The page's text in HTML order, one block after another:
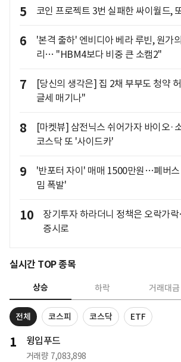
5 코인 프로젝트 3번 실패한 싸이월드,
6
'본격 출하' 엔비디아 베라 루빈, 원가
리… "HBM4보다 비중 큰 소캠2"
7
[당신의 생각은] 집 2채 부부도 청약
글세 매기나"
8
[마켓뷰] 삼전닉스 쉬어가자 바이오·
코스닥 또 '사이드카'
9
'반포터 자이' 매매 1500만원…폐버
밈 폭발'
10
장기투자 하라더니 정책은 오락가
증시로
실시간 TOP 종목
상승 하락 거래대금
전체 코스피 코스닥 ETF
1 윙입푸드
거래량 7,083,898